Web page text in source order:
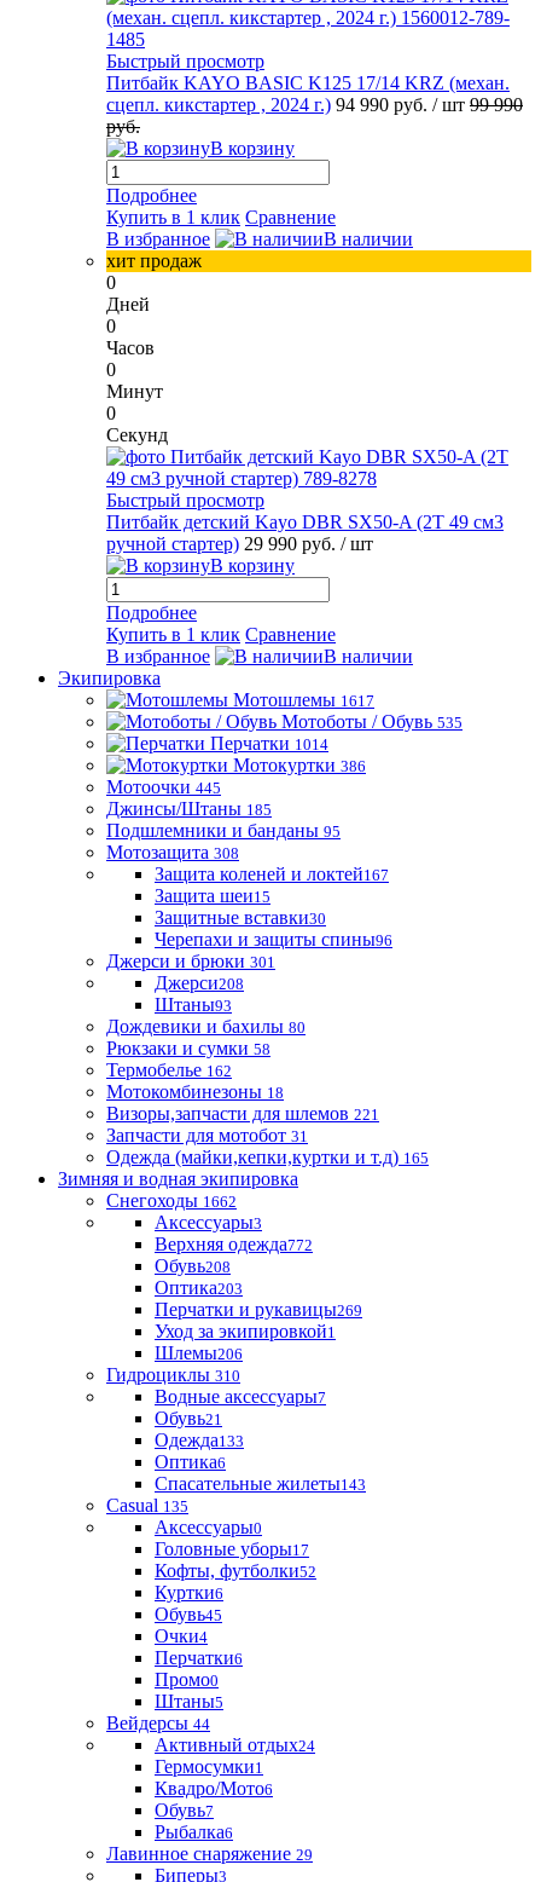
Быстрый просмотр
Питбайк KAYO BASIC K125 17/14 KRZ (механ.
сцепл. кикстартер , 2024 г.) 94 990 руб. / шт 99 990
руб.
В корзину
Подробнее
Купить в 1 клик Сравнение
В избранное
В наличии
хит продаж
0
Дней
0
Часов
0
Минут
0
Секунд
Быстрый просмотр
Питбайк детский Kayo DBR SX50-A (2T 49 см3
ручной стартер) 29 990 руб. / шт
В корзину
Подробнее
Купить в 1 клик Сравнение
В избранное
В наличии
Экипировка
Мотошлемы 1617
Мотоботы / Обувь 535
Перчатки 1014
Мотокуртки 386
Мотоочки 445
Джинсы/Штаны 185
Подшлемники и банданы 95
Мотозащита 308
Защита коленей и локтей167
Защита шеи15
Защитные вставки30
Черепахи и защиты спины96
Джерси и брюки 301
Джерси208
Штаны93
Дождевики и бахилы 80
Рюкзаки и сумки 58
Термобелье 162
Мотокомбинезоны 18
Визоры,запчасти для шлемов 221
Запчасти для мотобот 31
Одежда (майки,кепки,куртки и т.д) 165
Зимняя и водная экипировка
Снегоходы 1662
Аксессуары3
Верхняя одежда772
Обувь208
Оптика203
Перчатки и рукавицы269
Уход за экипировкой1
Шлемы206
Гидроциклы 310
Водные аксессуары7
Обувь21
Одежда133
Оптика6
Спасательные жилеты143
Casual 135
Аксессуары0
Головные уборы17
Кофты, футболки52
Куртки6
Обувь45
Очки4
Перчатки6
Промо0
Штаны5
Вейдерсы 44
Активный отдых24
Гермосумки1
Квадро/Мото6
Обувь7
Рыбалка6
Лавинное снаряжение 29
Биперы3